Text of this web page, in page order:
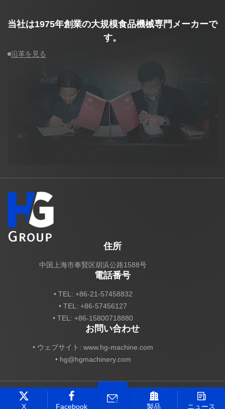
当社は1975年創業の大規模食品機械専門メーカーで
す。
沿革を見る
住所
中国上海市奉賢区胡浜公路1588号
電話番号
• TEL: +86-21-57458832
• TEL: +86-57456127
• TEL: +86-15800718880
お問い合わせ
• ウェブサイト: www.hg-machine.com
• hg@hgmachinery.com
著作権 HG Industry Group 全著作権所有
Technical Support ： Smart Cloud
X Facebook 製品 ニュース